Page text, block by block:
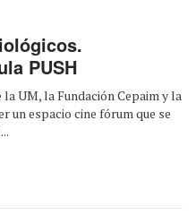
PUSH
UM, la Fundación Cepaim y la
un espacio cine fórum que se